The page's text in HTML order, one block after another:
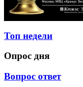
Топ недели
Опрос дня
Вопрос ответ